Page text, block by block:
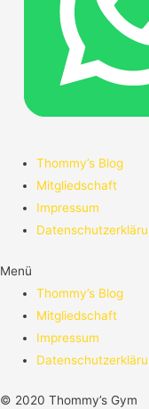
Thommy’s Blog
Mitgliedschaft
Impressum
Menü
Thommy’s Blog
Mitgliedschaft
Impressum
© 2020 Thommy’s Gym